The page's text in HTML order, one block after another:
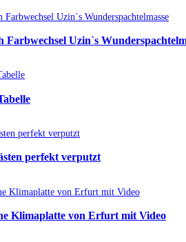
Farbwechsel Uzin`s
perfekt verputzt
Klimaplatte von Erfurt mit Video